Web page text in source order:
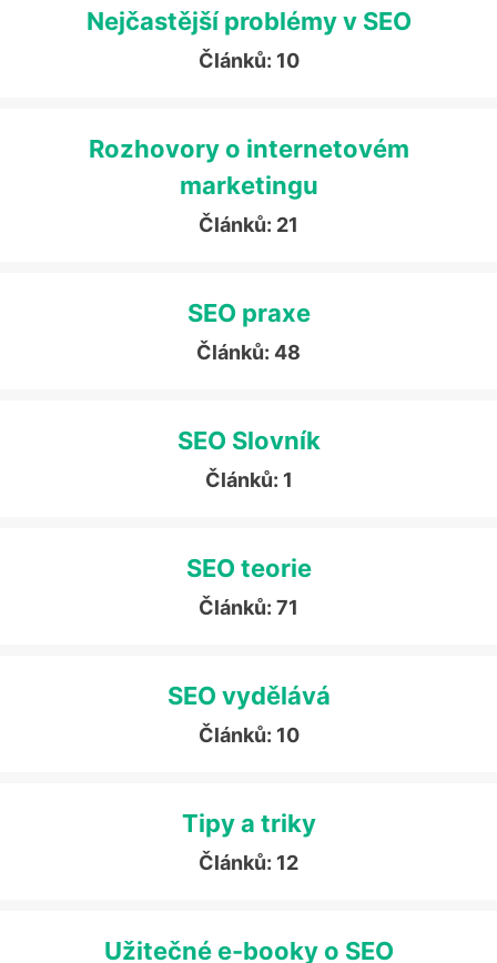
Nejčastější problémy v SEO
Článků: 10
Rozhovory o internetovém
marketingu
Článků: 21
SEO praxe
Článků: 48
SEO Slovník
Článků: 1
SEO teorie
Článků: 71
SEO vydělává
Článků: 10
Tipy a triky
Článků: 12
Užitečné e-booky o SEO